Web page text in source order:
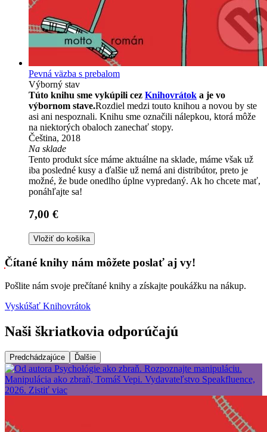
Pevná väzba s prebalom
Výborný stav
Túto knihu sme vykúpili cez Knihovrátok a je vo
výbornom stave.Rozdiel medzi touto knihou a novou by ste
asi ani nespoznali. Knihu sme označili nálepkou, ktorá môže
na niektorých obaloch zanechať stopy.
Čeština, 2018
Na sklade
Tento produkt síce máme aktuálne na sklade, máme však už
iba posledné kusy a ďalšie už nemá ani distribútor, preto je
možné, že bude onedlho úplne vypredaný. Ak ho chcete mať,
ponáhľajte sa!
7,00 €
Vložiť do košíka
Čítané knihy nám môžete poslať aj vy!
Pošlite nám svoje prečítané knihy a získajte poukážku na nákup.
Vyskúšať Knihovrátok
Naši škriatkovia odporúčajú
Predchádzajúce Ďalšie